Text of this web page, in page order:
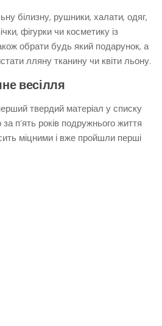
білизну, рушники, халати, одяг,
фігурки чи косметику із
обрати будь який подарунок, а
лляну тканину чи квіти льону.
весілля
твердий матеріал у списку
п’ять років подружнього життя
міцними і вже пройшли перші